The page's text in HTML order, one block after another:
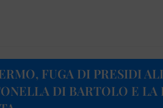
FUGA DI PRESIDI
DI BARTOLO E